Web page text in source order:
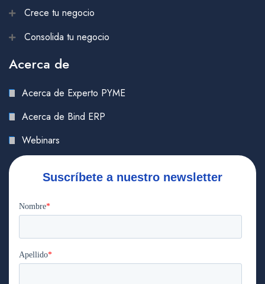
Crece tu negocio
Consolida tu negocio
Acerca de
Acerca de Experto PYME
Acerca de Bind ERP
Webinars
Suscríbete a nuestro newsletter